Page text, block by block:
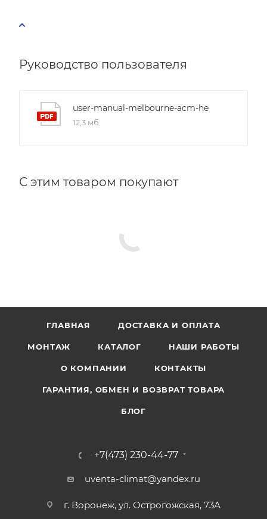
Руководство пользователя
user-manual-melbourne-acm-he
12,3 мб
С этим товаром покупают
ГЛАВНАЯ ДОСТАВКА И ОПЛАТА
МОНТАЖ КАТАЛОГ НАШИ РАБОТЫ
О КОМПАНИИ КОНТАКТЫ
ГАРАНТИЯ, ОБМЕН И ВОЗВРАТ ТОВАРА
БЛОГ
+7(473) 230-44-77
uventa-climat@yandex.ru
г. Воронеж, ул. Острогожская, 73А